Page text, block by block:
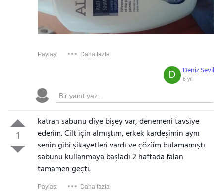
Paylaş: Daha fazla
Deniz Sevil
6 yıl
D
1
katran sabunu diye bişey var, denemeni tavsiye
ederim. Cilt için almıştım, erkek kardeşimin aynı
senin gibi şikayetleri vardı ve çözüm bulamamıştı
sabunu kullanmaya başladı 2 haftada falan
tamamen geçti.
Paylaş: Daha fazla
Gezinti Menüsü